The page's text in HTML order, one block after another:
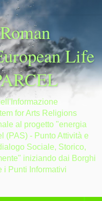
Life
for Arts Religions
al progetto "energia
(PAS) - Punto Attività e
Sociale, Storico,
iniziando dai Borghi
i Punti Informativi